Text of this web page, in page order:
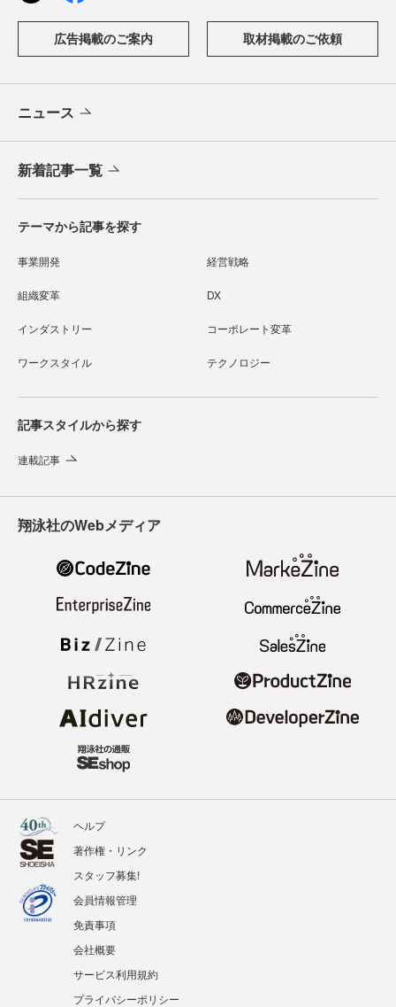
広告掲載のご案内 取材掲載のご依頼
ニュース
新着記事一覧
テーマから記事を探す
事業開発 経営戦略
組織変革 DX
インダストリー コーポレート変革
ワークスタイル テクノロジー
記事スタイルから探す
連載記事
翔泳社のWebメディア
ヘルプ
著作権・リンク
スタッフ募集!
会員情報管理
免責事項
会社概要
サービス利用規約
プライバシーポリシー